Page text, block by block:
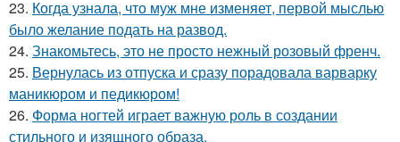
23. Когда узнала, что муж мне изменяет, первой мыслью
было желание подать на развод.
24. Знакомьтесь, это не просто нежный розовый френч.
25. Вернулась из отпуска и сразу порадовала варварку
маникюром и педикюром!
26. Форма ногтей играет важную роль в создании
стильного и изящного образа.